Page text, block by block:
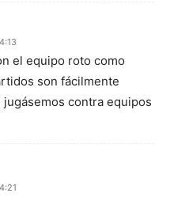
el equipo roto como
son fácilmente
contra equipos